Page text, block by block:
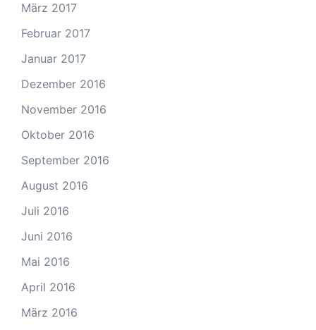
März 2017
Februar 2017
Januar 2017
Dezember 2016
November 2016
Oktober 2016
September 2016
August 2016
Juli 2016
Juni 2016
Mai 2016
April 2016
März 2016